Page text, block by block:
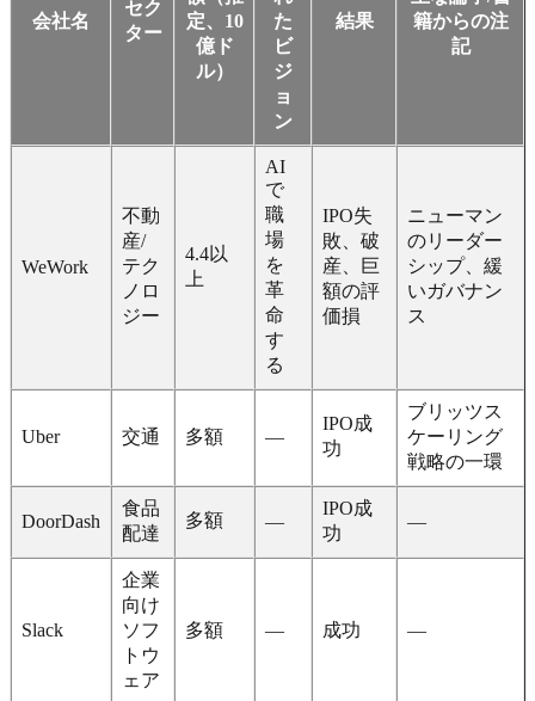
会社名
セク
ター
定、10
億ド
ル）
た
ビ
ジ
ョ
ン
結果
籍からの注
記
WeWork
不動
産/
テク
ノロ
ジー
4.4以
上
AI
で
職
場
を
革
命
す
る
IPO失
敗、破
産、巨
額の評
価損
ニューマン
のリーダー
シップ、緩
いガバナン
ス
Uber 交通 多額 —
IPO成
功
ブリッツス
ケーリング
戦略の一環
DoorDash
食品
配達
多額 —
IPO成
功
—
Slack
企業
向け
ソフ
トウ
ェア
多額 — 成功 —